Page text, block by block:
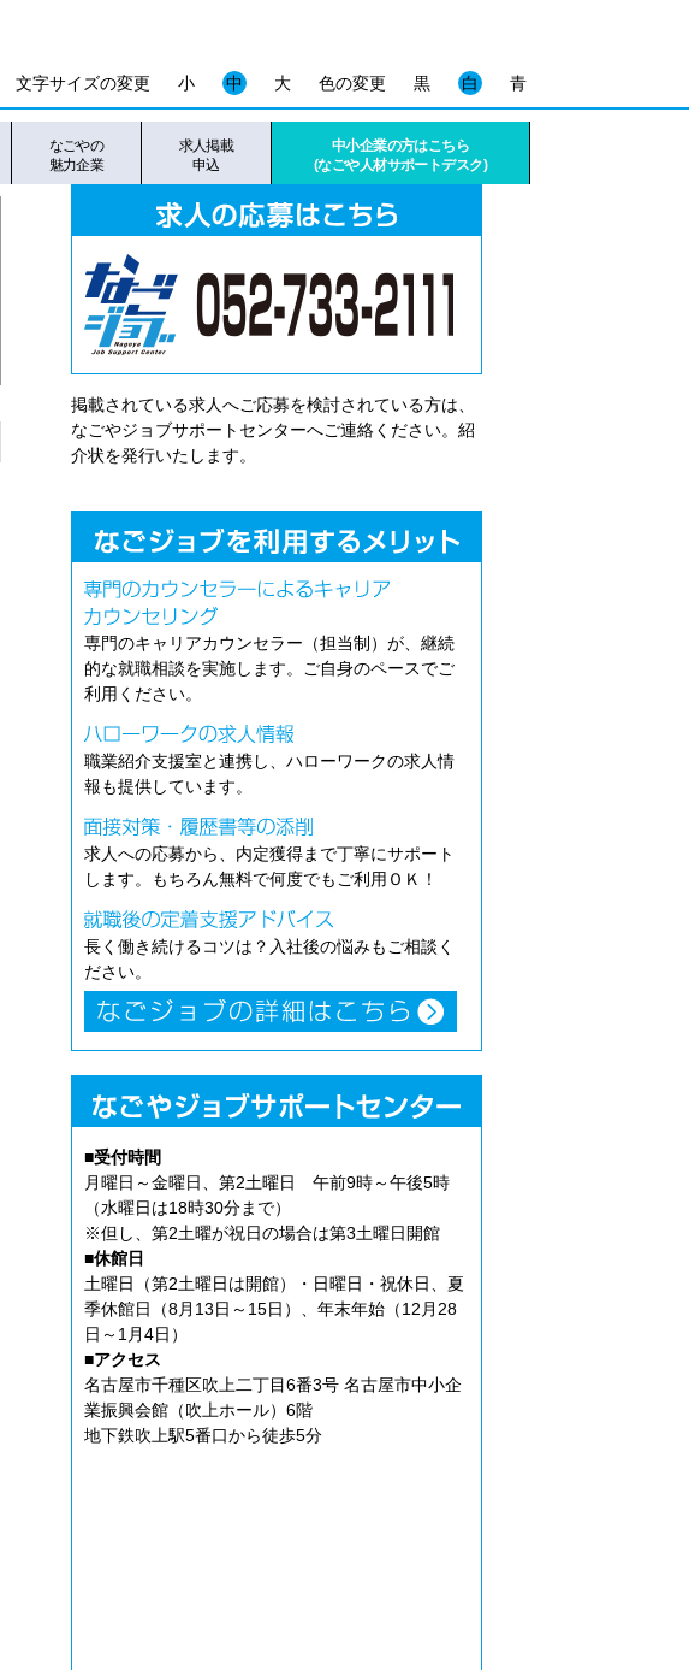
色の変更 黒 白 青
文字サイズの変更 小 中 大
なごやの
魅力企業
求人掲載
申込
中小企業の方はこちら
(なごや人材サポートデスク)
掲載されている求人へご応募を検討されている方は、
なごやジョブサポートセンターへご連絡ください。紹
介状を発行いたします。
専門のキャリアカウンセラー（担当制）が、継続
的な就職相談を実施します。ご自身のペースでご
利用ください。
職業紹介支援室と連携し、ハローワークの求人情
報も提供しています。
求人への応募から、内定獲得まで丁寧にサポート
します。もちろん無料で何度でもご利用ＯＫ！
長く働き続けるコツは？入社後の悩みもご相談く
ださい。
■受付時間
月曜日～金曜日、第2土曜日 午前9時～午後5時
（水曜日は18時30分まで）
※但し、第2土曜が祝日の場合は第3土曜日開館
■休館日
土曜日（第2土曜日は開館）・日曜日・祝休日、夏
季休館日（8月13日～15日）、年末年始（12月28
日～1月4日）
■アクセス
名古屋市千種区吹上二丁目6番3号 名古屋市中小企
業振興会館（吹上ホール）6階
地下鉄吹上駅5番口から徒歩5分